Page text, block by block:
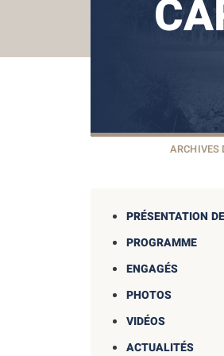
ARCHIVES
PRÉSENTATION
PROGRAMME
ENGAGÉS
PHOTOS
VIDÉOS
ACTUALITÉS